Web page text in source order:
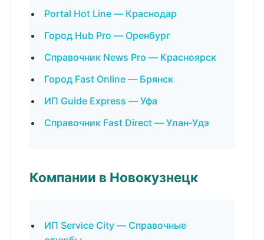
Portal Hot Line — Краснодар
Город Hub Pro — Оренбург
Справочник News Pro — Красноярск
Город Fast Online — Брянск
ИП Guide Express — Уфа
Справочник Fast Direct — Улан-Удэ
Компании в Новокузнецк
ИП Service City — Справочные